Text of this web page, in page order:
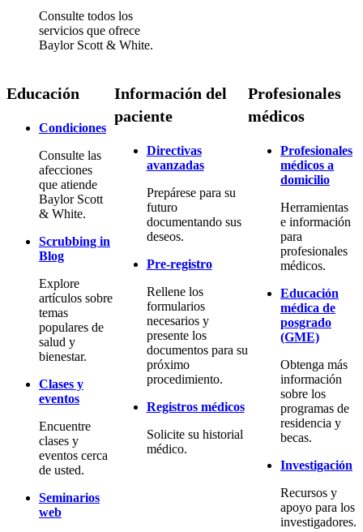
Consulte todos los
servicios que ofrece
Baylor Scott & White.
Educación
Condiciones
Consulte las
afecciones
que atiende
Baylor Scott
& White.
Scrubbing in
Blog
Explore
artículos sobre
temas
populares de
salud y
bienestar.
Clases y
eventos
Encuentre
clases y
eventos cerca
de usted.
Seminarios
web
Información del
paciente
Directivas
avanzadas
Prepárese para su
futuro
documentando sus
deseos.
Pre-registro
Rellene los
formularios
necesarios y
presente los
documentos para su
próximo
procedimiento.
Registros médicos
Solicite su historial
médico.
Profesionales
médicos
Profesionales
médicos a
domicilio
Herramientas
e información
para
profesionales
médicos.
Educación
médica de
posgrado
(GME)
Obtenga más
información
sobre los
programas de
residencia y
becas.
Investigación
Recursos y
apoyo para los
investigadores.